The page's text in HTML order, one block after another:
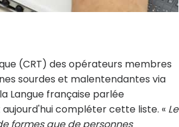
(CRT) des opérateurs membres
sourdes et malentendantes via
Langue française parlée
compléter cette liste. « Le